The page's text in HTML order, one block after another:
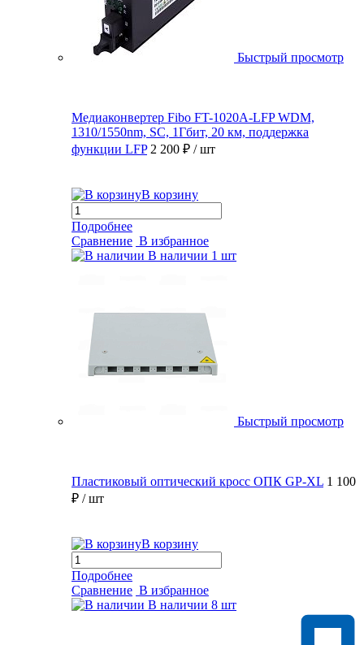
Быстрый просмотр
Медиаконвертер Fibo FT-1020A-LFP WDM,
1310/1550nm, SC, 1Гбит, 20 км, поддержка
функции LFP 2 200 ₽ / шт
В корзину
Подробнее
Сравнение В избранное
В наличии 1 шт
Быстрый просмотр
Пластиковый оптический кросс ОПК GP-XL 1 100
₽ / шт
В корзину
Подробнее
Сравнение В избранное
В наличии 8 шт